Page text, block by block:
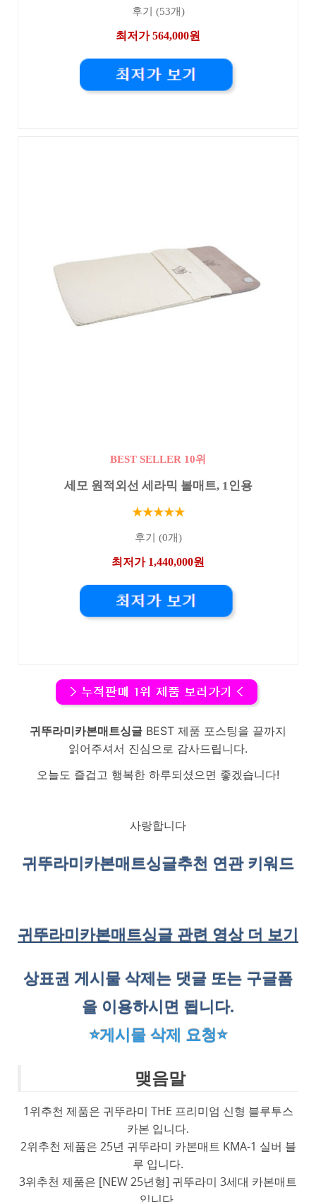
후기 (53개)
최저가 564,000원
BEST SELLER 10위
세모 원적외선 세라믹 볼매트, 1인용
★★★★★
후기 (0개)
최저가 1,440,000원
귀뚜라미카본매트싱글 BEST 제품 포스팅을 끝까지
읽어주셔서 진심으로 감사드립니다.
오늘도 즐겁고 행복한 하루되셨으면 좋겠습니다!
사랑합니다
귀뚜라미카본매트싱글추천 연관 키워드
귀뚜라미카본매트싱글 관련 영상 더 보기
상표권 게시물 삭제는 댓글 또는 구글폼
을 이용하시면 됩니다.
⭐게시물 삭제 요청⭐
맺음말
1위추천 제품은 귀뚜라미 THE 프리미엄 신형 블루투스
카본 입니다.
2위추천 제품은 25년 귀뚜라미 카본매트 KMA-1 실버 블
루 입니다.
3위추천 제품은 [NEW 25년형] 귀뚜라미 3세대 카본매트